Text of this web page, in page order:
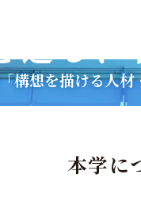
通し、
構想を描ける人
本学に